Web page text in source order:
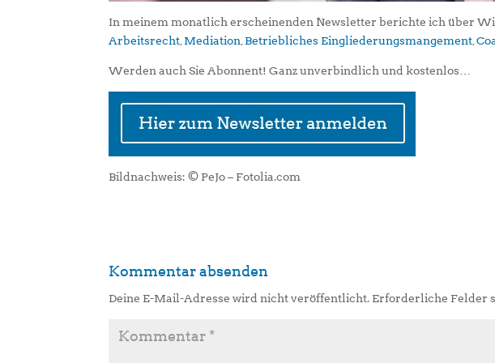
In meinem monatlich erscheinenden Newsletter berichte ich über
Arbeitsrecht Mediation Betriebliches Eingliederungsmangement ,
Werden auch Sie Abonnent! Ganz unverbindlich und kostenlos…
Bildnachweis: © PeJo – Fotolia.com
Kommentar absenden
Deine E-Mail-Adresse wird nicht veröffentlicht. Erforderliche Felder